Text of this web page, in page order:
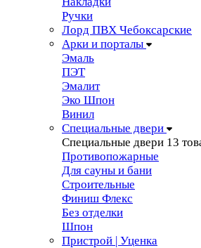
Ручки
Лорд ПВХ Чебоксарские
Арки и порталы
Эмаль
ПЭТ
Эмалит
Эко Шпон
Винил
Специальные двери
Специальные двери 13
Противопожарные
Для сауны и бани
Строительные
Финиш Флекс
Без отделки
Шпон
Пристрой | Уценка